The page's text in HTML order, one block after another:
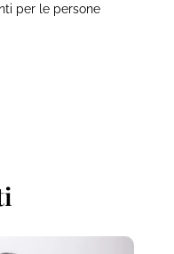
per le persone